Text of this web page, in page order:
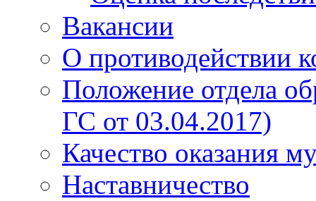
Вакансии
О противодействии
Положение отдела
ГС от 03.04.2017)
Качество оказания
Наставничество